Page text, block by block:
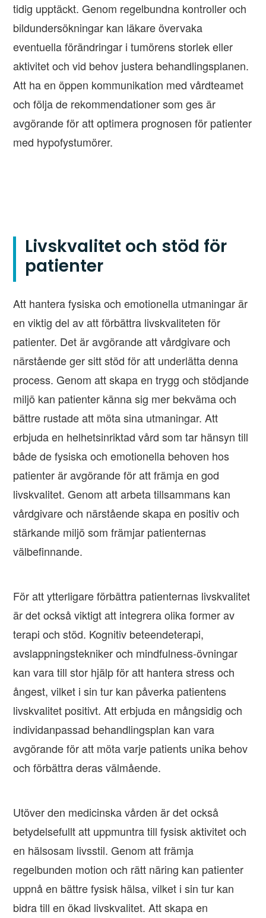
tidig upptäckt. Genom regelbundna kontroller och
bildundersökningar kan läkare övervaka
eventuella förändringar i tumörens storlek eller
aktivitet och vid behov justera behandlingsplanen.
Att ha en öppen kommunikation med vårdteamet
och följa de rekommendationer som ges är
avgörande för att optimera prognosen för patienter
med hypofystumörer.
Livskvalitet och stöd för
patienter
Att hantera fysiska och emotionella utmaningar är
en viktig del av att förbättra livskvaliteten för
patienter. Det är avgörande att vårdgivare och
närstående ger sitt stöd för att underlätta denna
process. Genom att skapa en trygg och stödjande
miljö kan patienter känna sig mer bekväma och
bättre rustade att möta sina utmaningar. Att
erbjuda en helhetsinriktad vård som tar hänsyn till
både de fysiska och emotionella behoven hos
patienter är avgörande för att främja en god
livskvalitet. Genom att arbeta tillsammans kan
vårdgivare och närstående skapa en positiv och
stärkande miljö som främjar patienternas
välbefinnande.
För att ytterligare förbättra patienternas livskvalitet
är det också viktigt att integrera olika former av
terapi och stöd. Kognitiv beteendeterapi,
avslappningstekniker och mindfulness-övningar
kan vara till stor hjälp för att hantera stress och
ångest, vilket i sin tur kan påverka patientens
livskvalitet positivt. Att erbjuda en mångsidig och
individanpassad behandlingsplan kan vara
avgörande för att möta varje patients unika behov
och förbättra deras välmående.
Utöver den medicinska vården är det också
betydelsefullt att uppmuntra till fysisk aktivitet och
en hälsosam livsstil. Genom att främja
regelbunden motion och rätt näring kan patienter
uppnå en bättre fysisk hälsa, vilket i sin tur kan
bidra till en ökad livskvalitet. Att skapa en